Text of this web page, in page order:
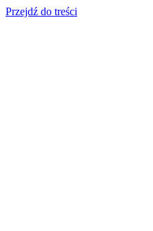
Przejdź do treści